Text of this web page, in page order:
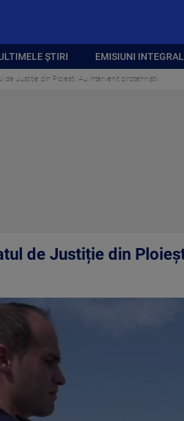
ȘTIRI EMISIUNI
Justiție din Ploiești. Au intervenit pirotehniștii
de Justiție din